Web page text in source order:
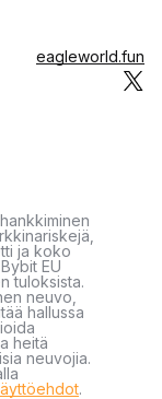
eagleworld.fun
ja koko
EU
tuloksista.
neuvo,
hallussa
heitä
neuvojia.
.